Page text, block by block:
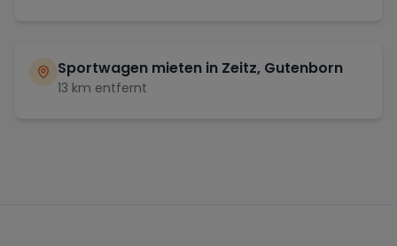
Sportwagen mieten in Zeitz, Gutenborn
13 km entfernt